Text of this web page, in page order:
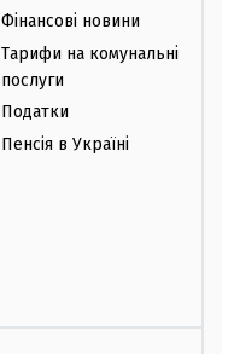
Фінансові новини
Тарифи на комунальні
послуги
Податки
Пенсія в Україні